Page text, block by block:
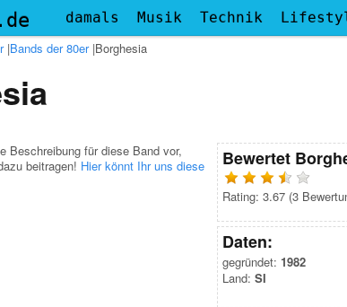
Menu
damals Musik Technik
|Bands der 80er|Borghesia
Bewertet
Rating:3.67 (3
Daten:
gegründet: 1982
Land:SI
Beschreibung für diese Band vor,
beitragen! Hier könnt Ihr uns diese